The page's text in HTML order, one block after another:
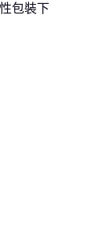
包裝下